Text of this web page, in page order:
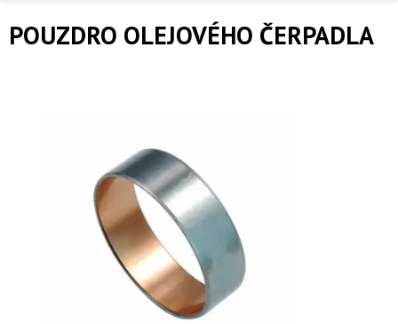
POUZDRO OLEJOVÉHO ČERPADLA